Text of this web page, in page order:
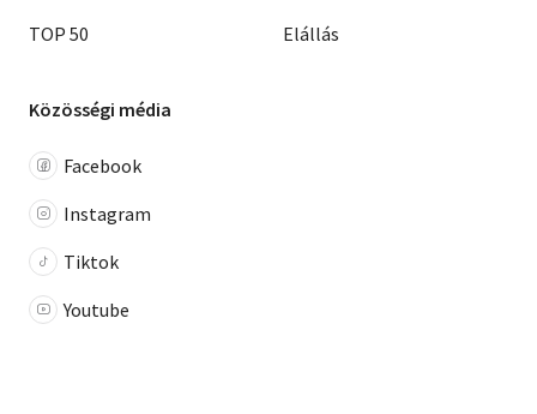
TOP 50
Elállás
Közösségi média
Facebook
Instagram
Tiktok
Youtube